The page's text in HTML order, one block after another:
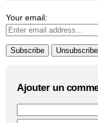
Your email:
Ajouter un